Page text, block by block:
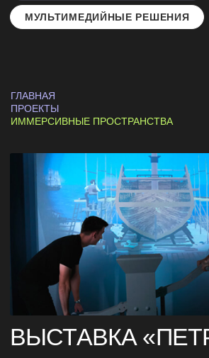
ГЛАВНАЯ
ПРОЕКТЫ
ИММЕРСИВНЫЕ ПРОСТРАНСТВА
ВЫСТАВКА «ПЕТР I»
ПРОЕКТИРУЕМ МУЗЕИ ТАК, ЧТОБЫ
МУЛЬТИМЕДИА НЕ ЗАМЕНЯЛИ ЭКСПОНАТЫ,
А ОРГАНИЧНО ДОПОЛНЯЛИ И
ВСТРАИВАЛИСЬ В ПРОСТРАНСТВО.